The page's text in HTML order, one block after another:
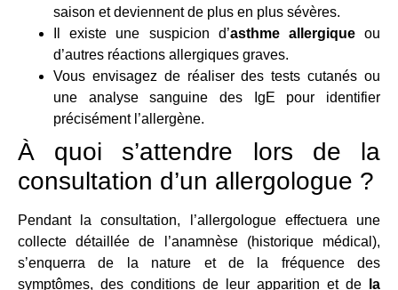
saison et deviennent de plus en plus sévères.
Il existe une suspicion d’asthme allergiqueou
d’autres réactions allergiques graves.
Vous envisagez de réaliser des tests cutanés ou
une analyse sanguine des IgE pour identifier
précisément l’allergène.
À quoi s’attendre lors de la
consultation d’un allergologue ?
Pendant la consultation, l’allergologue effectuera une
collecte détaillée de l’anamnèse (historique médical),
s’enquerra de la nature et de la fréquence des
symptômes, des conditions de leur apparition et de
la